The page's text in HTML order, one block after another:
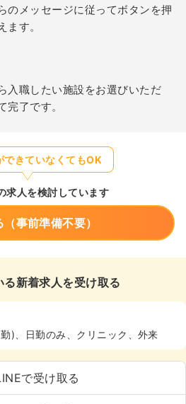
のメッセージに従ってボタンを押
ます。
入職したい施設をお選びいただ
完了です。
できていなくてもOK
求人を検討しています
事前準備不要）
新着求人を受け取る
)、日勤のみ、クリニック、外来
で受け取る